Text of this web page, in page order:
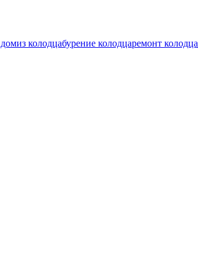
домиз колодцабурение колодцаремонт колодца